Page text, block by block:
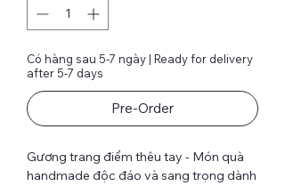
Có hàng sau 5-7 ngày | Ready for delivery
after 5-7 days
Pre-Order
Gương trang điểm thêu tay - Món quà
handmade độc đáo và sang trọng dành